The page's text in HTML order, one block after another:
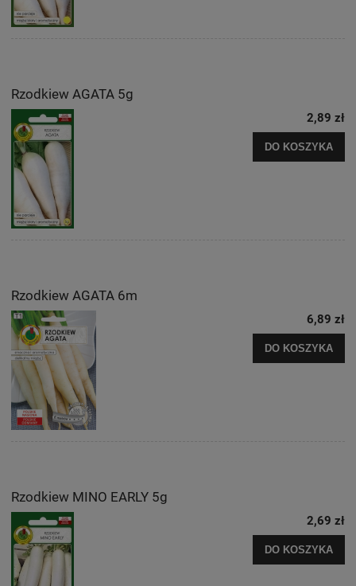
Rzodkiew AGATA 5g
2,89 zł
DO KOSZYKA
Rzodkiew AGATA 6m
6,89 zł
DO KOSZYKA
Rzodkiew MINO EARLY 5g
2,69 zł
DO KOSZYKA